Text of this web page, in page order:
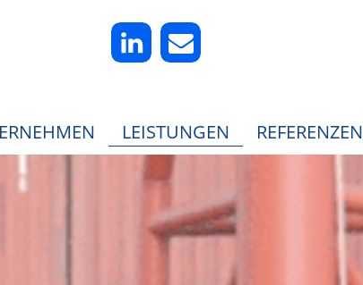
LEISTUNGEN REFERENZEN